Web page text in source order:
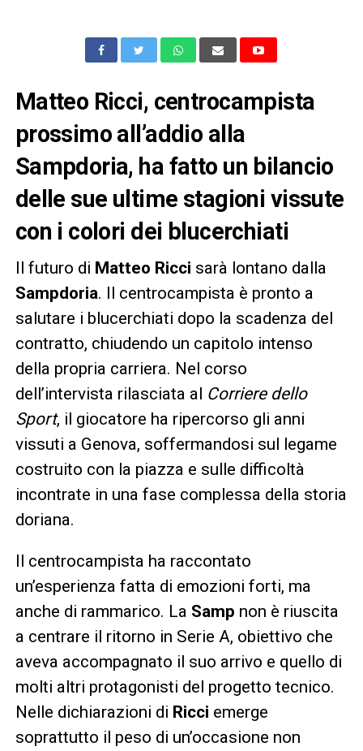
Matteo Ricci, centrocampista
prossimo all’addio alla
Sampdoria, ha fatto un bilancio
delle sue ultime stagioni vissute
con i colori dei blucerchiati
Il futuro di Matteo Ricci sarà lontano dalla
Sampdoria. Il centrocampista è pronto a
salutare i blucerchiati dopo la scadenza del
contratto, chiudendo un capitolo intenso
della propria carriera. Nel corso
dell’intervista rilasciata al Corriere dello
Sport, il giocatore ha ripercorso gli anni
vissuti a Genova, soffermandosi sul legame
costruito con la piazza e sulle difficoltà
incontrate in una fase complessa della storia
doriana.
Il centrocampista ha raccontato
un’esperienza fatta di emozioni forti, ma
anche di rammarico. La Samp non è riuscita
a centrare il ritorno in Serie A, obiettivo che
aveva accompagnato il suo arrivo e quello di
molti altri protagonisti del progetto tecnico.
Nelle dichiarazioni di Ricci emerge
soprattutto il peso di un’occasione non